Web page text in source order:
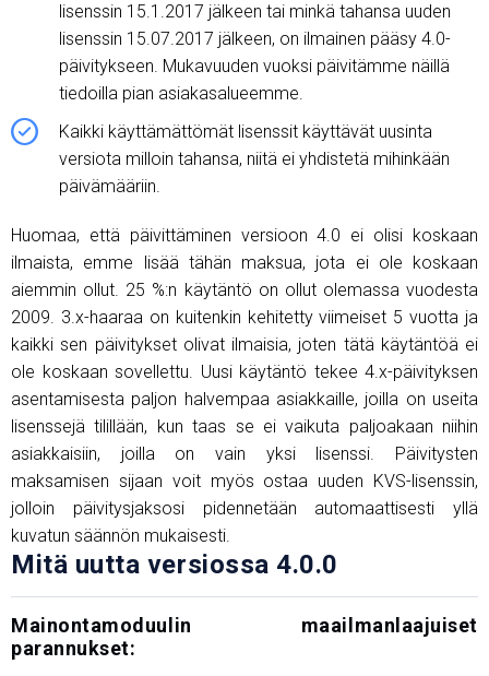
lisenssin 15.1.2017 jälkeen tai minkä tahansa uuden
lisenssin 15.07.2017 jälkeen, on ilmainen pääsy 4.0-
päivitykseen. Mukavuuden vuoksi päivitämme näillä
tiedoilla pian asiakasalueemme.
Kaikki käyttämättömät lisenssit käyttävät uusinta
versiota milloin tahansa, niitä ei yhdistetä mihinkään
päivämääriin.
Huomaa, että päivittäminen versioon 4.0 ei olisi koskaan
ilmaista, emme lisää tähän maksua, jota ei ole koskaan
aiemmin ollut. 25 %:n käytäntö on ollut olemassa vuodesta
2009. 3.x-haaraa on kuitenkin kehitetty viimeiset 5 vuotta ja
kaikki sen päivitykset olivat ilmaisia, joten tätä käytäntöä ei
ole koskaan sovellettu. Uusi käytäntö tekee 4.x-päivityksen
asentamisesta paljon halvempaa asiakkaille, joilla on useita
lisenssejä tilillään, kun taas se ei vaikuta paljoakaan niihin
asiakkaisiin, joilla on vain yksi lisenssi. Päivitysten
maksamisen sijaan voit myös ostaa uuden KVS-lisenssin,
jolloin päivitysjaksosi pidennetään automaattisesti yllä
kuvatun säännön mukaisesti.
Mitä uutta versiossa 4.0.0
Mainontamoduulin maailmanlaajuiset
parannukset: